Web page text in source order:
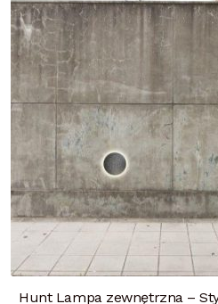
Hunt Lampa zewnętrzna –